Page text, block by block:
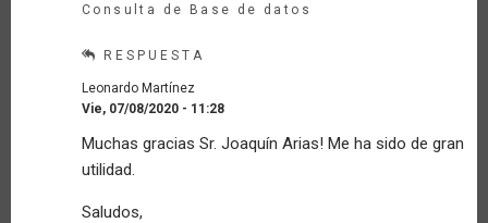
Consulta de Base de datos
RESPUESTA
Leonardo Martínez
Vie, 07/08/2020 - 11:28
respuesta
a
disponibles
Muchas gracias Sr. Joaquín Arias! Me ha sido de gran
utilidad.
Saludos,